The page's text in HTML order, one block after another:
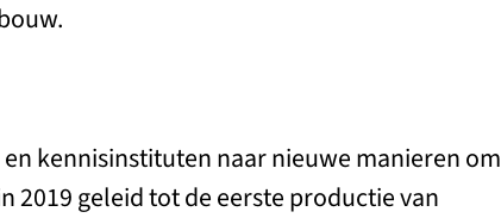
kennisinstituten naar nieuwe manieren om
2019 geleid tot de eerste productie van